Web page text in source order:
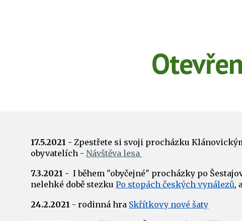
17.5.2021 -Zpestřete si svoji procházku
obyvatelích -Návštěva lesa
7.3.2021 - I během "obyčejné" procházky po
nelehké době stezkuPo stopách českých vynálezů,
24.2.2021 - rodinná hra Skřítkovy nové šaty